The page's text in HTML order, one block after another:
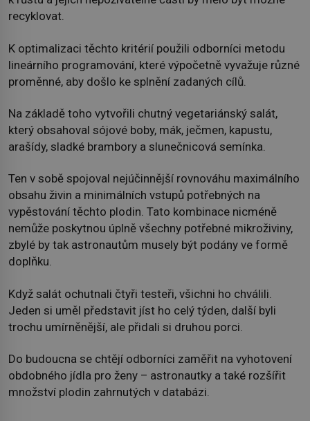
recyklovat.
K optimalizaci těchto kritérií použili odborníci metodu
lineárního programování, které výpočetně vyvažuje různé
proměnné, aby došlo ke splnění zadaných cílů.
Na základě toho vytvořili chutný vegetariánský salát,
který obsahoval sójové boby, mák, ječmen, kapustu,
arašídy, sladké brambory a slunečnicová semínka.
Ten v sobě spojoval nejúčinnější rovnováhu maximálního
obsahu živin a minimálních vstupů potřebných na
vypěstování těchto plodin. Tato kombinace nicméně
nemůže poskytnou úplně všechny potřebné mikroživiny,
zbylé by tak astronautům musely být podány ve formě
doplňku.
Když salát ochutnali čtyři testeři, všichni ho chválili.
Jeden si uměl představit jíst ho celý týden, další byli
trochu umírněnější, ale přidali si druhou porci.
Do budoucna se chtějí odborníci zaměřit na vyhotovení
obdobného jídla pro ženy – astronautky a také rozšířit
množství plodin zahrnutých v databázi.